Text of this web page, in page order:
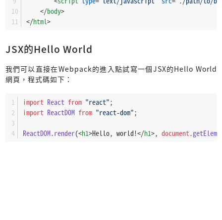
</body>
</html>
JSX的Hello World
我們可以直接在Webpack的進入點試寫一個JSX的Hello World
網頁，程式碼如下：
import React from "react";
import ReactDOM from "react-dom";
ReactDOM.render(<h1>Hello, world!</h1>, document.